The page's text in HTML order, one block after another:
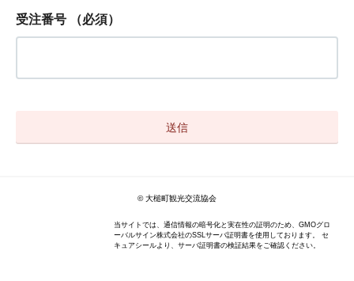
受注番号 （必須）
© 大槌町観光交流協会
当サイトでは、通信情報の暗号化と実在性の証明のため、GMOグロ
ーバルサイン株式会社のSSLサーバ証明書を使用しております。 セ
キュアシールより、サーバ証明書の検証結果をご確認ください。